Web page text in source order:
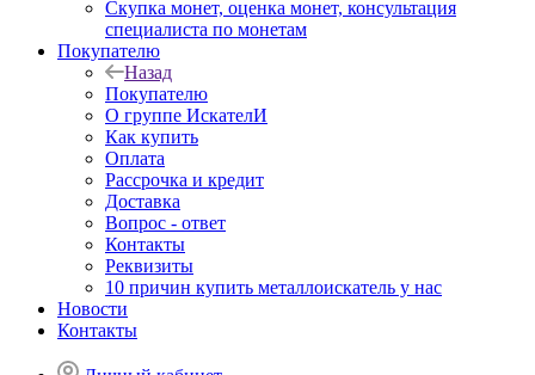
Скупка монет, оценка монет, консультация
специалиста по монетам
Покупателю
Назад
Покупателю
О группе ИскателИ
Как купить
Оплата
Рассрочка и кредит
Доставка
Вопрос - ответ
Контакты
Реквизиты
10 причин купить металлоискатель у нас
Новости
Контакты